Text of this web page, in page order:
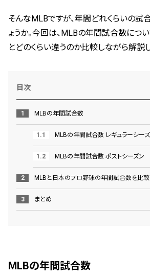
そんなMLBですが、年間どれくらいの試
ょうか。今回は、MLBの年間試合数につ
とどのくらい違うのか比較しながら解説
目次
MLBの年間試合数
MLBの年間試合数 レギュラーシー
MLBの年間試合数 ポストシーズン
MLBと日本のプロ野球の年間試合数を比較
まとめ
MLBの年間試合数